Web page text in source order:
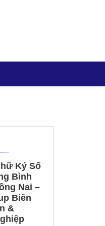
Ký Số
Bình
Nai –
Biên
&